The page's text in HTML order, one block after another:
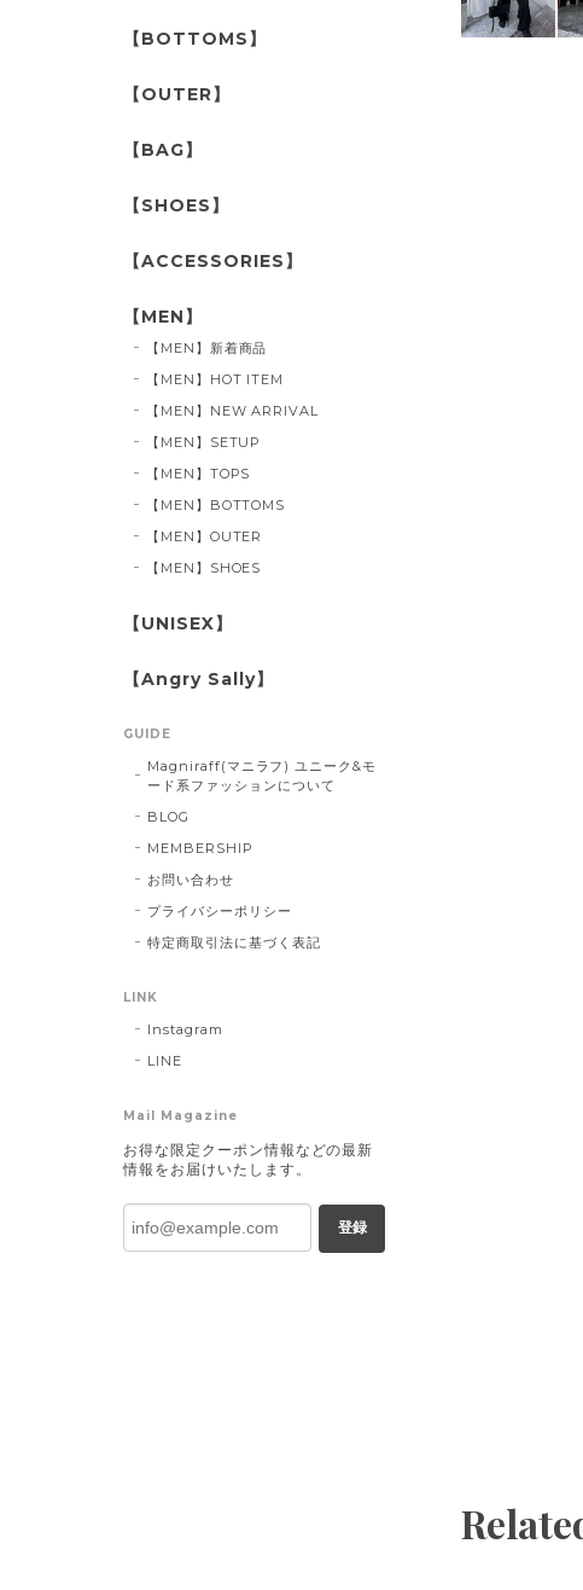
【BOTTOMS】
【OUTER】
【BAG】
【SHOES】
【ACCESSORIES】
【MEN】
【MEN】新着商品
【MEN】HOT ITEM
【MEN】NEW ARRIVAL
【MEN】SETUP
【MEN】TOPS
【MEN】BOTTOMS
【MEN】OUTER
【MEN】SHOES
【UNISEX】
【Angry Sally】
GUIDE
Magniraff(マニラフ) ユニーク&モ
ード系ファッションについて
BLOG
MEMBERSHIP
お問い合わせ
プライバシーポリシー
特定商取引法に基づく表記
LINK
Instagram
LINE
Mail Magazine
お得な限定クーポン情報などの最新
情報をお届けいたします。
登録